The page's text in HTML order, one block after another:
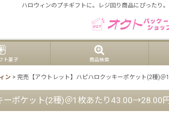
ハロウィンのプチギフトに。レジ回り商品にぴったり
ト菓子 商品検索
ン > 完売【アウトレット】ハピハロクッキーポケット(2種)
ーポケット(2種)＠1枚あたり43.00→28.00